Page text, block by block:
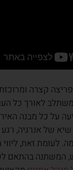
קצרה ומרוכזת
לאורך כל
על כל מבנה
שיא של אנרגיה,
לעומת זאת,
המשתנה בהתאם